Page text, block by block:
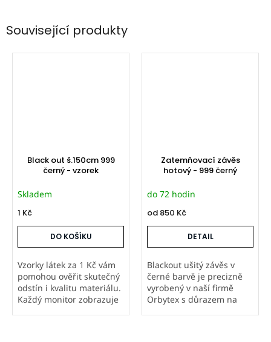
Související produkty
Black out š.150cm 999
černý - vzorek
Skladem
1 Kč
DO KOŠÍKU
Vzorky látek za 1 Kč vám
pomohou ověřit skutečný
odstín i kvalitu materiálu.
Každý monitor zobrazuje
Zatemňovací závěs
hotový - 999 černý
do 72 hodin
od850 Kč
DETAIL
Blackout ušitý závěs v
černé barvě je precizně
vyrobený v naší firmě
Orbytex s důrazem na